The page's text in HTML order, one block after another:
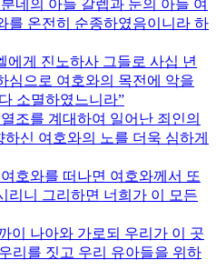
네의 아들 갈렙과 눈의 아들 여
를 온전히 순종하였음이니라 하
에게 진노하사 그들로 사십 년
심으로 여호와의 목전에 악을
소멸하였느니라
조를 계대하여 일어난 죄인의
신 여호와의 노를 더욱 심하게
호와를 떠나면 여호와께서 또
리니 그리하면 너희가 이 모든
이 나아와 가로되 우리가 이 곳
리를 짓고 우리 유아들을 위하